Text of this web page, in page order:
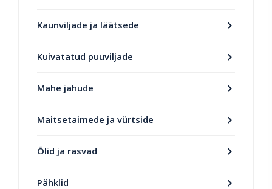
Kaunviljade ja läätsede
Kuivatatud puuviljade
Mahe jahude
Maitsetaimede ja vürtside
Õlid ja rasvad
Pähklid